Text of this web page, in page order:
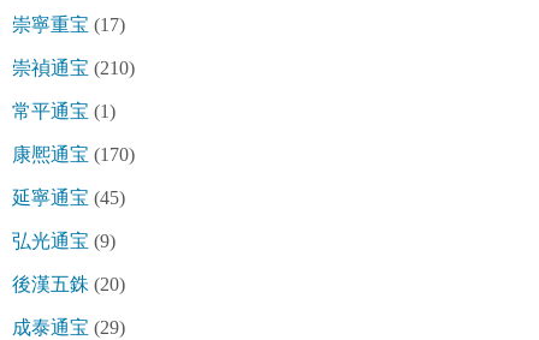
崇寧重宝 (17)
崇禎通宝 (210)
常平通宝 (1)
康熈通宝 (170)
延寧通宝 (45)
弘光通宝 (9)
後漢五銖 (20)
成泰通宝 (29)